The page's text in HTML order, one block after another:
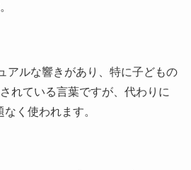
アルな響きがあり、特に子どもの
れている言葉ですが、代わりに
なく使われます。